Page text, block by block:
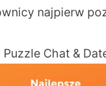
najpierw
Chat &